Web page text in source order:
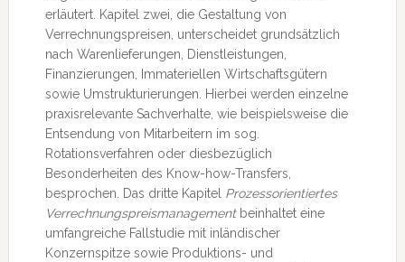
erläutert. Kapitel zwei, die Gestaltung von
Verrechnungspreisen, unterscheidet grundsätzlich
nach Warenlieferungen, Dienstleistungen,
Finanzierungen, Immateriellen Wirtschaftsgütern
sowie Umstrukturierungen. Hierbei werden einzelne
praxisrelevante Sachverhalte, wie beispielsweise die
Entsendung von Mitarbeitern im sog.
Rotationsverfahren oder diesbezüglich
Besonderheiten des Know-how-Transfers,
besprochen. Das dritte Kapitel Prozessorientiertes
Verrechnungspreismanagementbeinhaltet eine
umfangreiche Fallstudie mit inländischer
Konzernspitze sowie Produktions- und